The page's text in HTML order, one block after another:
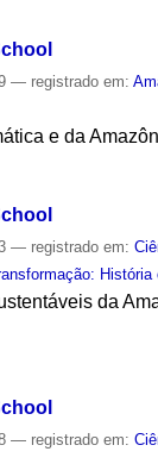
— registrado em:
e da
— registrado em:
da
— registrado em: